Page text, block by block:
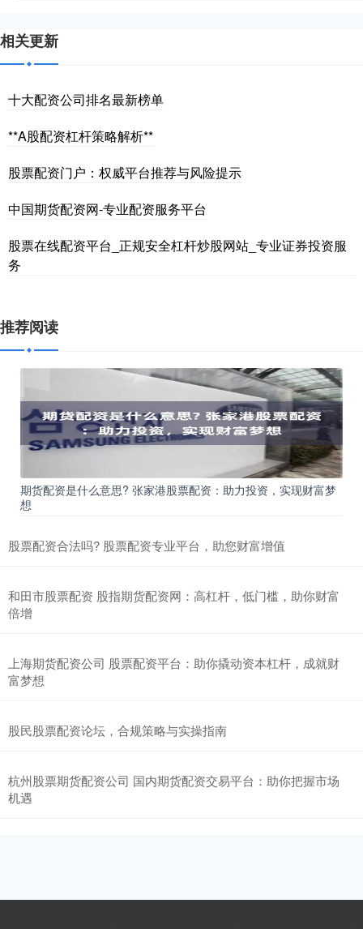
相关更新
十大配资公司排名最新榜单
**A股配资杠杆策略解析**
股票配资门户：权威平台推荐与风险提示
中国期货配资网-专业配资服务平台
股票在线配资平台_正规安全杠杆炒股网站_专业证券投资服
务
推荐阅读
期货配资是什么意思? 张家港股票配资：助力投资，实现财富梦
想
股票配资合法吗? 股票配资专业平台，助您财富增值
和田市股票配资 股指期货配资网：高杠杆，低门槛，助你财富
倍增
上海期货配资公司 股票配资平台：助你撬动资本杠杆，成就财
富梦想
股民股票配资论坛，合规策略与实操指南
杭州股票期货配资公司 国内期货配资交易平台：助你把握市场
机遇